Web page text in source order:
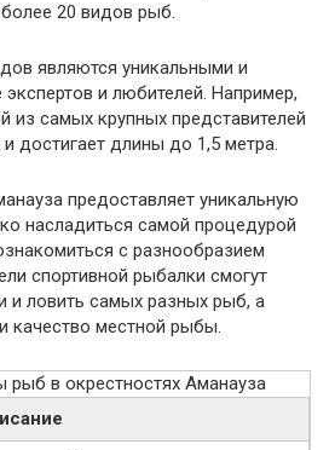
20 видов рыб.
являются уникальными и
и любителей. Например,
из самых крупных представителей
достигает длины до 1,5 метра.
предоставляет уникальную
насладиться самой процедурой
с разнообразием
спортивной рыбалки смогут
и ловить самых разных рыб, а
качество местной рыбы.
в окрестностях Аманауза